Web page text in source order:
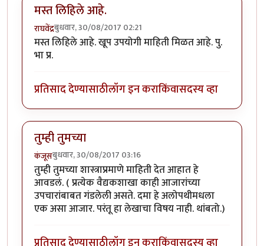
मस्त लिहिले आहे.
राघवेंद्रबुधवार, 30/08/2017 02:21
मस्त लिहिले आहे. खूप उपयोगी माहिती मिळत आहे. पु.
भा प्र.
प्रतिसाद देण्यासाठीलॉग इन कराकिंवासदस्य व्हा
तुम्ही तुमच्या
कंजूसबुधवार, 30/08/2017 03:16
तुम्ही तुमच्या शास्त्राप्रमाणे माहिती देत आहात हे
आवडलं. ( प्रत्येक वैद्यकशाखा काही आजारांच्या
उपचारांबाबत गंडलेली असते. दमा हे अलोपथीमधला
एक असा आजार. परंतू हा लेखाचा विषय नाही. थांबतो.)